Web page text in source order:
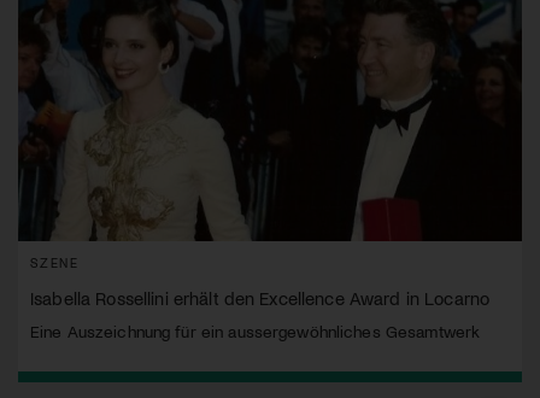
SZENE
Isabella Rossellini erhält den Excellence Award in Locarno
Eine Auszeichnung für ein aussergewöhnliches Gesamtwerk